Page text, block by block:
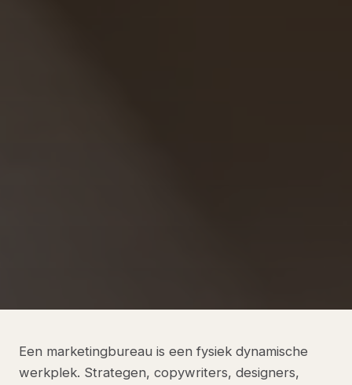
Een marketingbureau is een fysiek dynamische
werkplek. Strategen, copywriters, designers,